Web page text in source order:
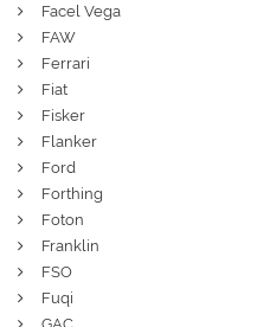
Facel Vega
FAW
Ferrari
Fiat
Fisker
Flanker
Ford
Forthing
Foton
Franklin
FSO
Fuqi